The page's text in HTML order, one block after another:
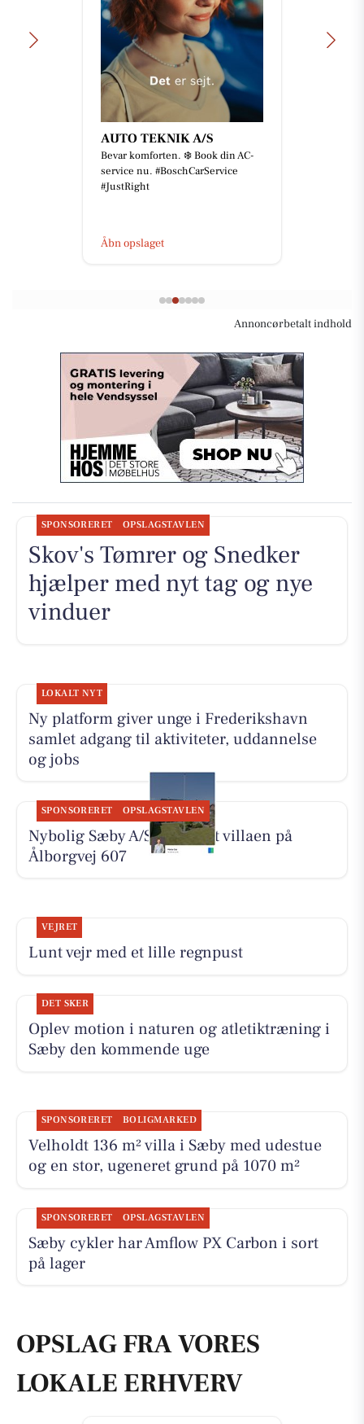
AUTO TEKNIK A/S
Bevar komforten. ❄️ Book din AC-
service nu. #BoschCarService
#JustRight
Åbn opslaget
Annoncørbetalt indhold
SPONSORERET OPSLAGSTAVLEN
Skov's Tømrer og Snedker
hjælper med nyt tag og nye
vinduer
LOKALT NYT
Ny platform giver unge i Frederikshavn
samlet adgang til aktiviteter, uddannelse
og jobs
SPONSORERET OPSLAGSTAVLEN
Nybolig Sæby A/S har solgt villaen på
Ålborgvej 607
VEJRET
Lunt vejr med et lille regnpust
DET SKER
Oplev motion i naturen og atletiktræning i
Sæby den kommende uge
SPONSORERET BOLIGMARKED
Velholdt 136 m² villa i Sæby med udestue
og en stor, ugeneret grund på 1070 m²
SPONSORERET OPSLAGSTAVLEN
Sæby cykler har Amflow PX Carbon i sort
på lager
OPSLAG FRA VORES
LOKALE ERHVERV